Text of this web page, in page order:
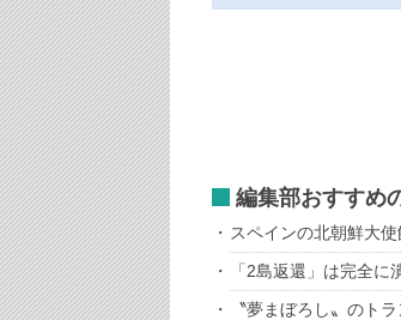
編集部おすすめ
スペインの北朝鮮大
「2島返還」は完全
〝夢まぼろし〟のト